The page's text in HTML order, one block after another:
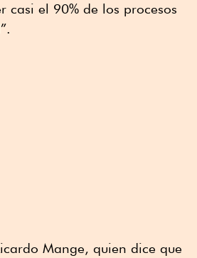
casi el 90% de los procesos
Mange, quien dice que